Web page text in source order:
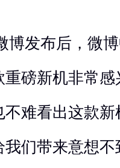
博发布后，微
磅新机非常
不难看出这款
我们带来意想